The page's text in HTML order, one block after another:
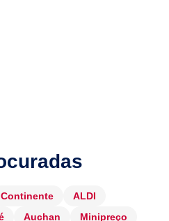
Continente
ALDI
Auchan
Minipreço